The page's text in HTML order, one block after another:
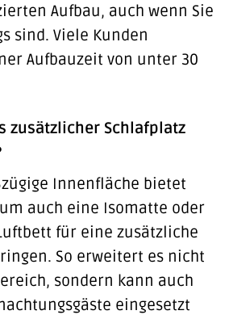
Aufbau, auch wenn Sie
sind. Viele Kunden
Aufbauzeit von unter 30
zusätzlicher Schlafplatz
Innenfläche bietet
auch eine Isomatte oder
für eine zusätzliche
So erweitert es nicht
sondern kann auch
eingesetzt